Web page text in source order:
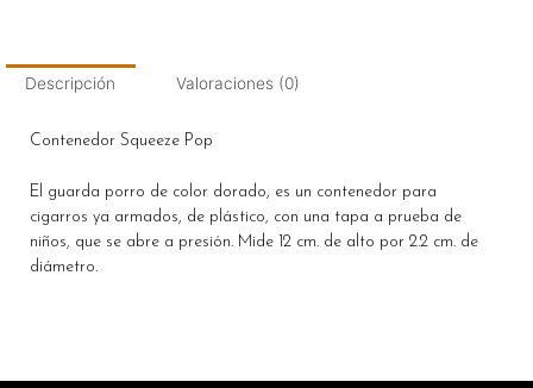
Descripción Valoraciones (0)
Contenedor Squeeze Pop
El guarda porro de color dorado, es un contenedor para
cigarros ya armados, de plástico, con una tapa a prueba de
niños, que se abre a presión. Mide 12 cm. de alto por 2.2 cm. de
diámetro.